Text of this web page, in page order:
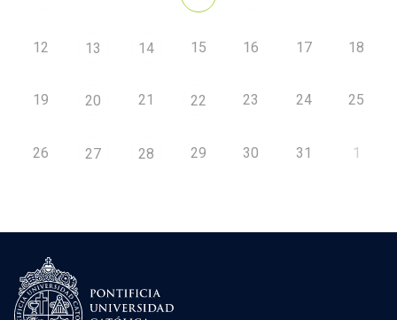
12 13 14 15 16 17 18
19 20 21 22 23 24 25
26 27 28 29 30 31 1